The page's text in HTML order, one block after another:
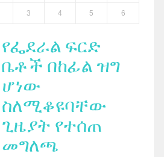
3 4 5 6
የፌደራል ፍርድ
ቤቶች በከፊል ዝግ
ሆነው
ስለሚቆዩባቸው
ጊዜያት የተሰጠ
መግለጫ